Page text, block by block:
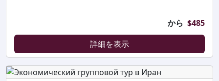
から $485
詳細を表示